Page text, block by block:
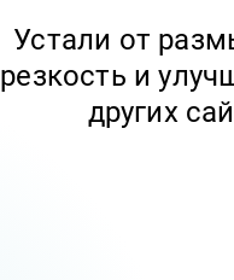
Устали от
резкость и
других